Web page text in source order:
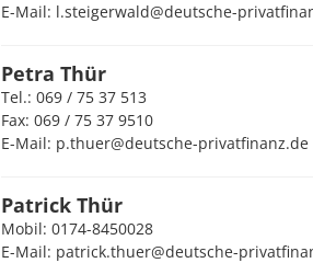
E-Mail: l.steigerwald@deutsche-
Petra Thür
Tel.: 069 / 75 37 513
Fax: 069 / 75 37 9510
E-Mail: p.thuer@deutsche-privatfinanz.de
Patrick Thür
Mobil: 0174-8450028
E-Mail: patrick.thuer@deutsche-